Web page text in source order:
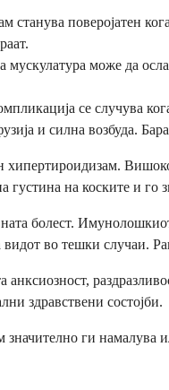
станува поверојатен
може да
се случува
и силна возбуда.
хипертироидизам.
на коските и
болест.
во тешки случаи.
здравствени состојби.
ги намалува